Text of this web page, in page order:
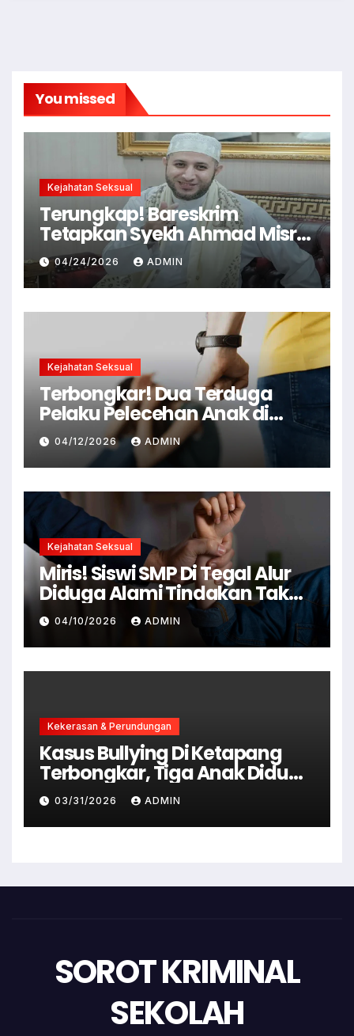
You missed
Kejahatan Seksual
Terungkap! Bareskrim
Tetapkan Syekh Ahmad Misry
Tersangka, Kasus Dugaan
Pelecehan Seksual
04/24/2026 ADMIN
Kejahatan Seksual
Terbongkar! Dua Terduga
Pelaku Pelecehan Anak di
Cianjur Ditangkap Polisi
04/12/2026 ADMIN
Kejahatan Seksual
Miris! Siswi SMP Di Tegal Alur
Diduga Alami Tindakan Tak
Senonoh Di Sekolah
04/10/2026 ADMIN
Kekerasan & Perundungan
Kasus Bullying Di Ketapang
Terbongkar, Tiga Anak Diduga
Terlibat Kini Jadi Tersangka
03/31/2026 ADMIN
SOROT KRIMINAL
SEKOLAH